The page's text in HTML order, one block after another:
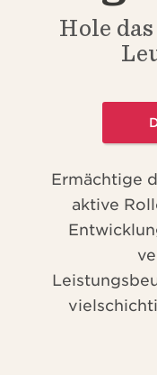
Hole
Ermächtige
aktive